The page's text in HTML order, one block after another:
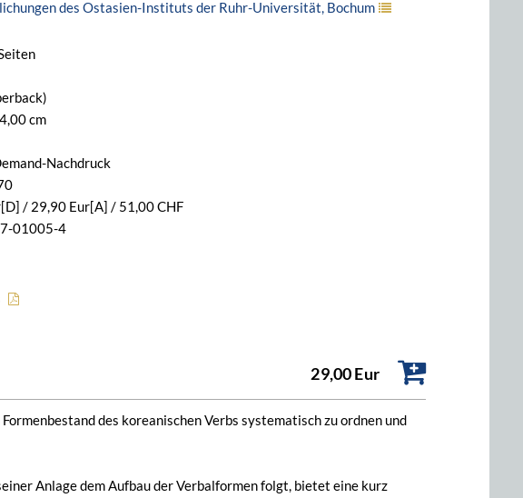
des Ostasien-Instituts der Ruhr-Universität, Bochum
cm
Nachdruck
/ 29,90 Eur[A] / 51,00 CHF
01005-4
29,00 Eur
des koreanischen Verbs systematisch zu ordnen und
Anlage dem Aufbau der Verbalformen folgt, bietet eine kurz